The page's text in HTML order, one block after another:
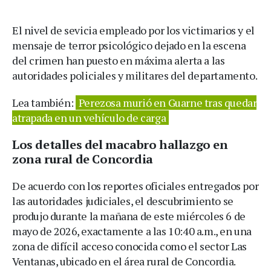
El nivel de sevicia empleado por los victimarios y el
mensaje de terror psicológico dejado en la escena
del crimen han puesto en máxima alerta a las
autoridades policiales y militares del departamento.
Lea también: Perezosa murió en Guarne tras quedar
atrapada en un vehículo de carga
Los detalles del macabro hallazgo en
zona rural de Concordia
De acuerdo con los reportes oficiales entregados por
las autoridades judiciales, el descubrimiento se
produjo durante la mañana de este miércoles 6 de
mayo de 2026, exactamente a las 10:40 a.m., en una
zona de difícil acceso conocida como el sector Las
Ventanas, ubicado en el área rural de Concordia.